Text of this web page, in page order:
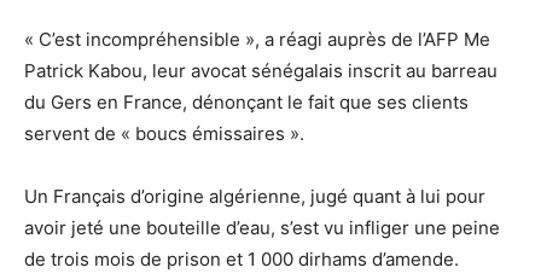
« C’est incompréhensible », a réagi auprès de l’AFP Me
Patrick Kabou, leur avocat sénégalais inscrit au barreau
du Gers en France, dénonçant le fait que ses clients
servent de « boucs émissaires ».
Un Français d’origine algérienne, jugé quant à lui pour
avoir jeté une bouteille d’eau, s’est vu infliger une peine
de trois mois de prison et 1 000 dirhams d’amende.